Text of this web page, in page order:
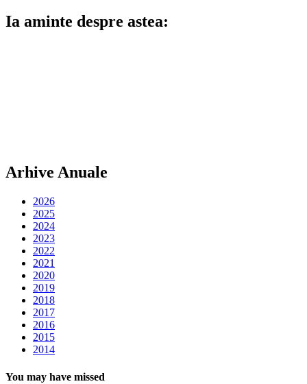
Ia aminte despre astea:
Arhive Anuale
2026
2025
2024
2023
2022
2021
2020
2019
2018
2017
2016
2015
2014
You may have missed